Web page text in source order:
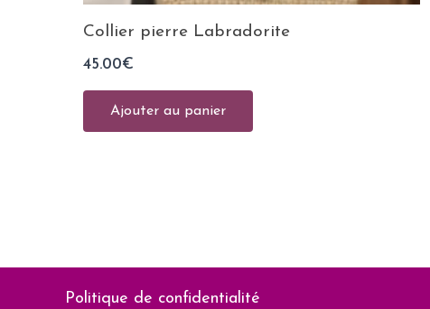
Collier pierre Labradorite
45.00€
Ajouter au panier
Politique de confidentialité